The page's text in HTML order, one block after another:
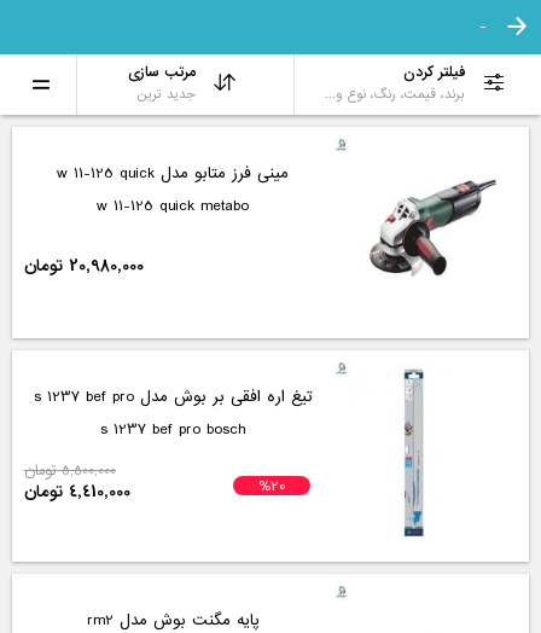
-
فیلتر کردن
برند، قیمت، رنگ، نوع و...
مرتب سازی
جدید ترین
مینی فرز متابو مدل w 11-125 quick
w 11-125 quick metabo
20,980,000 تومان
تیغ اره افقی بر بوش مدل s 1237 bef pro
s 1237 bef pro bosch
%20
5,500,000 تومان
4,410,000 تومان
پایه مگنت بوش مدل rm2